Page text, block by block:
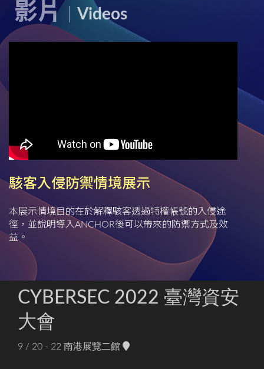
影片 Videos
駭客入侵防禦情境展示
本展示情境目的在於解釋駭客透過特權帳號的入侵途
徑，並說明導入ANCHOR後可以帶來的防禦方式及效
益。
CYBERSEC 2022 臺灣資安
大會
9 / 20 - 22 南港展覽二館